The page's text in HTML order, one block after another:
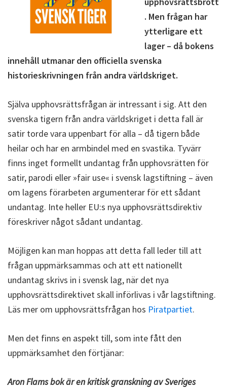
. Men frågan har
ytterligare ett
lager – då bokens
innehåll utmanar den officiella svenska
historieskrivningen från andra världskriget.
Själva upphovsrättsfrågan är intressant i sig. Att den
svenska tigern från andra världskriget i detta fall är
satir torde vara uppenbart för alla – då tigern både
heilar och har en armbindel med en svastika. Tyvärr
finns inget formellt undantag från upphovsrätten för
satir, parodi eller »fair use« i svensk lagstiftning – även
om lagens förarbeten argumenterar för ett sådant
undantag. Inte heller EU:s nya upphovsrättsdirektiv
föreskriver något sådant undantag.
Möjligen kan man hoppas att detta fall leder till att
frågan uppmärksammas och att ett nationellt
undantag skrivs in i svensk lag, när det nya
upphovsrättsdirektivet skall införlivas i vår lagstiftning.
Läs mer om upphovsrättsfrågan hos Piratpartiet.
Men det finns en aspekt till, som inte fått den
uppmärksamhet den förtjänar:
Aron Flams bok är en kritisk granskning av Sveriges